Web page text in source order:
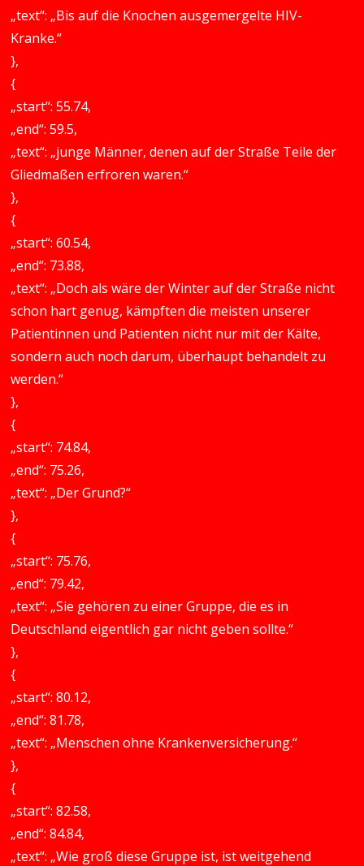
„text“: „Bis auf die Knochen ausgemergelte HIV-
Kranke.“
},
{
„start“: 55.74,
„end“: 59.5,
„text“: „junge Männer, denen auf der Straße Teile der
Gliedmaßen erfroren waren.“
},
{
„start“: 60.54,
„end“: 73.88,
„text“: „Doch als wäre der Winter auf der Straße nicht
schon hart genug, kämpften die meisten unserer
Patientinnen und Patienten nicht nur mit der Kälte,
sondern auch noch darum, überhaupt behandelt zu
werden.“
},
{
„start“: 74.84,
„end“: 75.26,
„text“: „Der Grund?“
},
{
„start“: 75.76,
„end“: 79.42,
„text“: „Sie gehören zu einer Gruppe, die es in
Deutschland eigentlich gar nicht geben sollte.“
},
{
„start“: 80.12,
„end“: 81.78,
„text“: „Menschen ohne Krankenversicherung.“
},
{
„start“: 82.58,
„end“: 84.84,
„text“: „Wie groß diese Gruppe ist, ist weitgehend